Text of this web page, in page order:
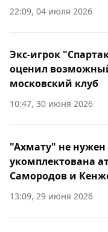
22:09, 04 июля 2026
Экс-игрок
оценил
московский клуб
10:47, 30 июня 2026
"Ахмату" не нужен
укомплектована
Самородов и
13:09, 29 июня 2026